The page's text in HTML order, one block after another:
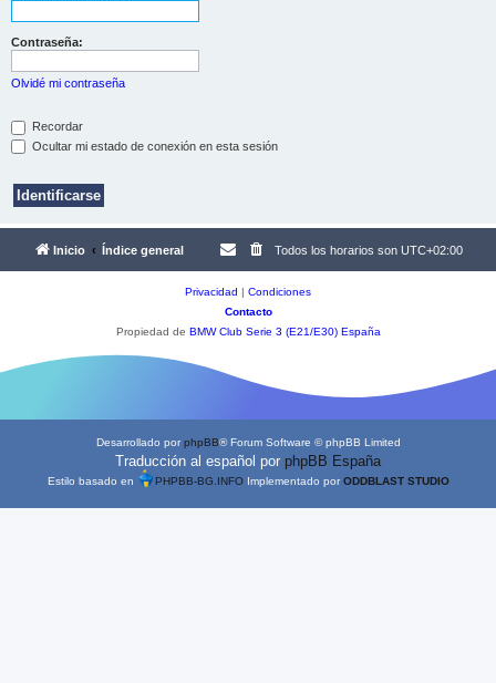
Contraseña:
Olvidé mi contraseña
Recordar
Ocultar mi estado de conexión en esta sesión
Inicio Índice general Todos los horarios son UTC+02:00
Privacidad | Condiciones
Contacto
Propiedad de BMW Club Serie 3 (E21/E30) España
Desarrollado porphpBB® Forum Software © phpBB Limited
Traducción al español por phpBB España
Estilo basado en PHPBB-BG.INFOImplementado porODDBLAST STUDIO